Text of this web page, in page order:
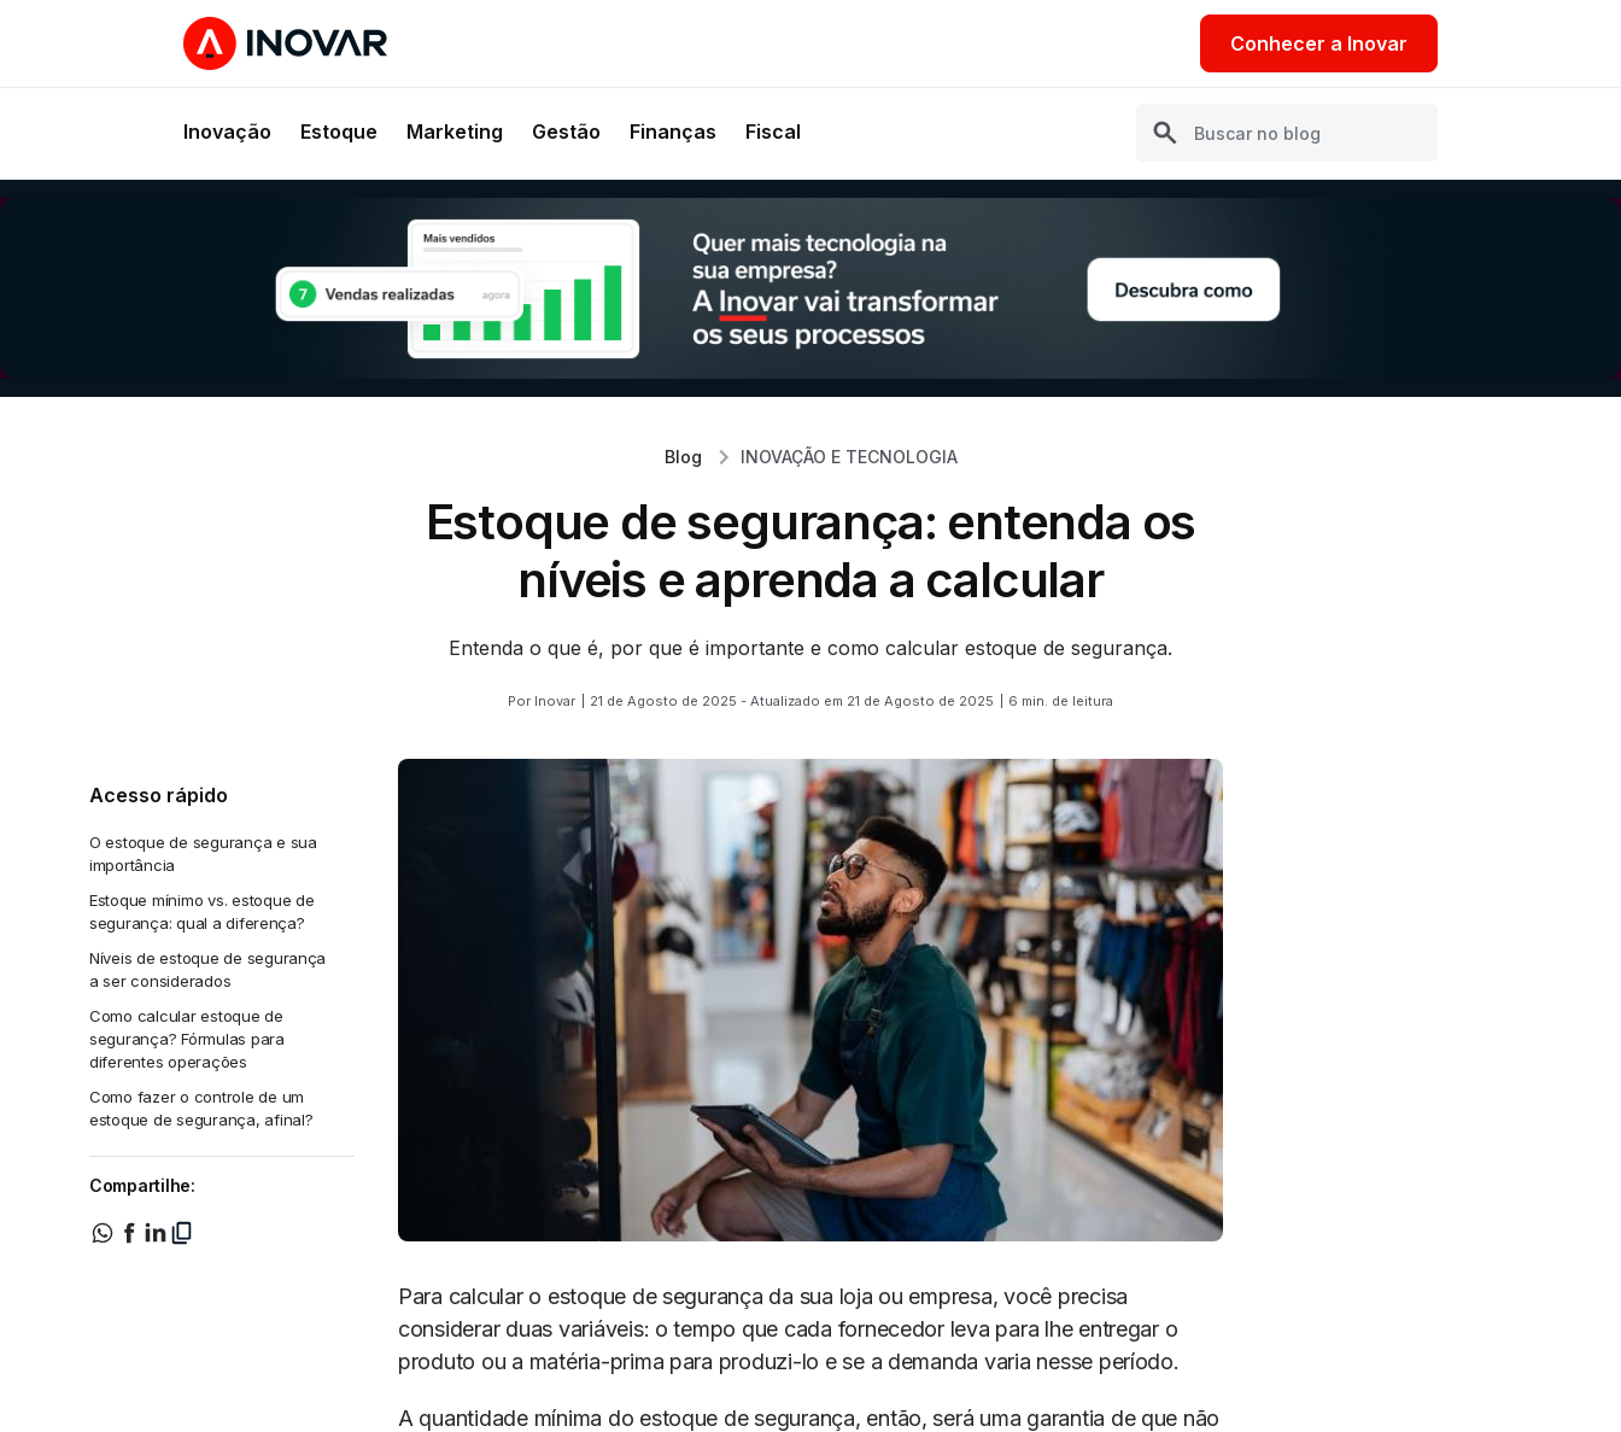
Conhecer a Inovar
Inovação Estoque Marketing Gestão Finanças Fiscal
Blog INOVAÇÃO E TECNOLOGIA
Estoque de segurança: entenda os
níveis e aprenda a calcular
Entenda o que é, por que é importante e como calcular estoque de segurança.
Por Inovar 21 de Agosto de 2025 - Atualizado em 21 de Agosto de 2025 6 min. de leitura
Acesso rápido
O estoque de segurança e sua
importância
Estoque mínimo vs. estoque de
segurança: qual a diferença?
Níveis de estoque de segurança
a ser considerados
Como calcular estoque de
segurança? Fórmulas para
diferentes operações
Como fazer o controle de um
estoque de segurança, afinal?
Compartilhe:
Para calcular o estoque de segurança da sua loja ou empresa, você precisa
considerar duas variáveis: o tempo que cada fornecedor leva para lhe entregar o
produto ou a matéria-prima para produzi-lo e se a demanda varia nesse período.
A quantidade mínima do estoque de segurança, então, será uma garantia de que não